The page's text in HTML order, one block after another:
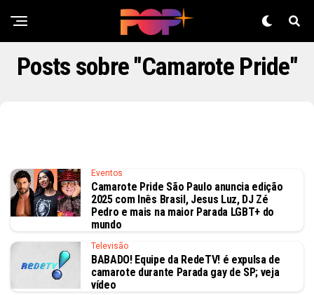
Posts sobre "Camarote Pride"
Eventos
Camarote Pride São Paulo anuncia edição
2025 com Inês Brasil, Jesus Luz, DJ Zé
Pedro e mais na maior Parada LGBT+ do
mundo
Televisão
BABADO! Equipe da RedeTV! é expulsa de
camarote durante Parada gay de SP; veja
vídeo